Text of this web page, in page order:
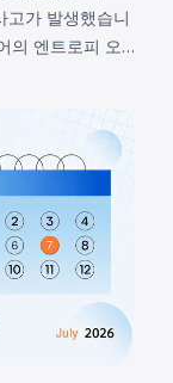
가 발생했습니
의 엔트로피 오
점으로
V2 유동성에서